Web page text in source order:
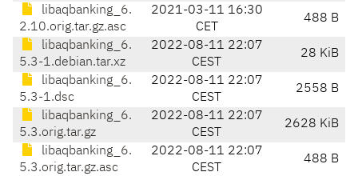
libaqbanking_6.
2.10.orig.tar.gz.asc
2021-03-11 16:30
CET
488 B
libaqbanking_6.
5.3-1.debian.tar.xz
2022-08-11 22:07
CEST
28 KiB
libaqbanking_6.
5.3-1.dsc
2022-08-11 22:07
CEST
2558 B
libaqbanking_6.
5.3.orig.tar.gz
2022-08-11 22:07
CEST
2628 KiB
libaqbanking_6.
5.3.orig.tar.gz.asc
2022-08-11 22:07
CEST
488 B